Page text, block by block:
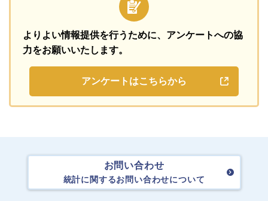
よりよい情報提供を行うために、 アンケートへの協
力をお願いいたします。
アンケートはこちらから
お問い合わせ
統計に関するお問い合わせについて